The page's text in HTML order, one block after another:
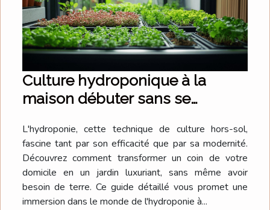
Culture hydroponique à la
maison débuter sans se
L'hydroponie, cette technique de culture hors-sol,
fascine tant par son efficacité que par sa modernité.
Découvrez comment transformer un coin de votre
domicile en un jardin luxuriant, sans même avoir
besoin de terre. Ce guide détaillé vous promet une
immersion dans le monde de l'hydroponie à...